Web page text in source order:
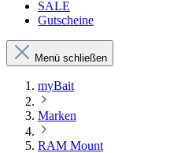
SALE
Gutscheine
Menü schließen
myBait
Marken
RAM Mount